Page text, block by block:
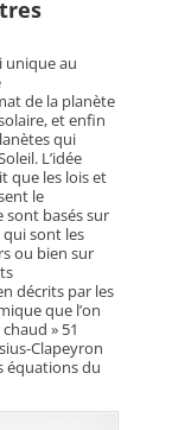
unique au
de la planète
et enfin
qui
L’idée
que les lois et
le
sont basés sur
sont les
ou bien sur
décrits par les
que l’on
» 51
Clapeyron
équations du